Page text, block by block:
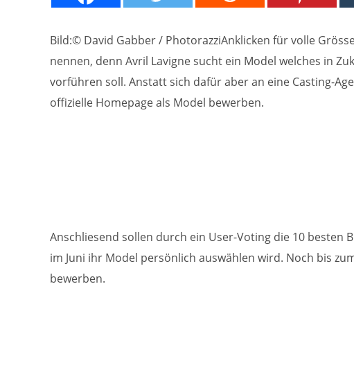
Bild:© David Gabber / PhotorazziAnklicken für volle
nennen, denn Avril Lavigne sucht ein Model welches in
vorführen soll. Anstatt sich dafür aber an eine Casting-
offizielle Homepage als Model bewerben.
Anschliesend sollen durch ein User-Voting die 10 besten
im Juni ihr Model persönlich auswählen wird. Noch bis
bewerben.